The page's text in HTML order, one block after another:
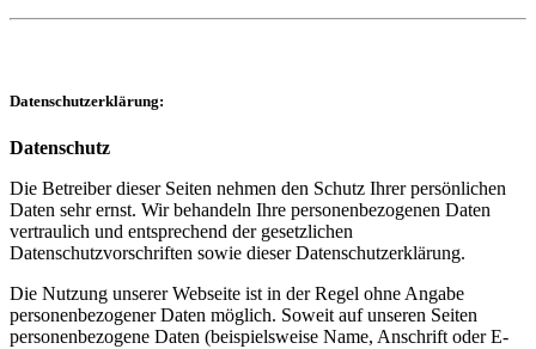
Datenschutzerklärung:
Datenschutz
Die Betreiber dieser Seiten nehmen den Schutz Ihrer persönlichen
Daten sehr ernst. Wir behandeln Ihre personenbezogenen Daten
vertraulich und entsprechend der gesetzlichen
Datenschutzvorschriften sowie dieser Datenschutzerklärung.
Die Nutzung unserer Webseite ist in der Regel ohne Angabe
personenbezogener Daten möglich. Soweit auf unseren Seiten
personenbezogene Daten (beispielsweise Name, Anschrift oder E-